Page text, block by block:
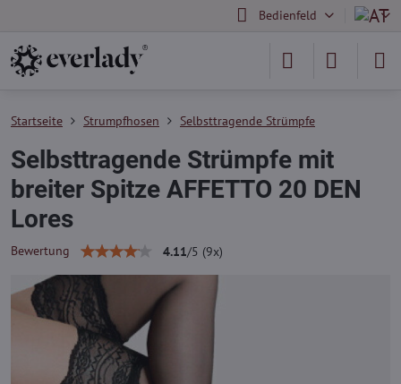
Bedienfeld
Startseite Strumpfhosen Selbsttragende Strümpfe
Selbsttragende Strümpfe mit
breiter Spitze AFFETTO 20 DEN
Lores
Bewertung 4.11/5 (9x)